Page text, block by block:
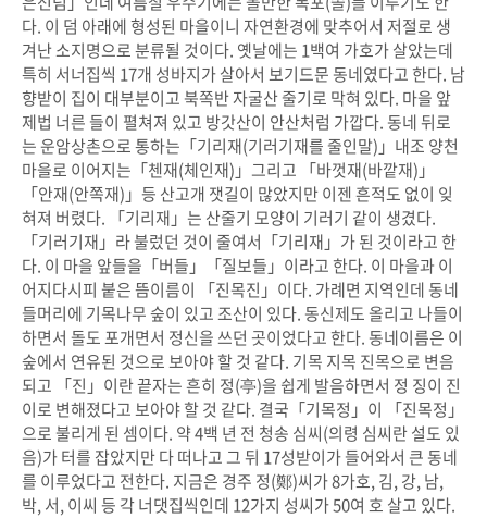
다. 이 덤 아래에 형성된 마을이니 자연환경에 맞추어서 저절로 생
겨난 소지명으로 분류될 것이다. 옛날에는 1백여 가호가 살았는데
특히 서너집씩 17개 성바지가 살아서 보기드문 동네였다고 한다. 남
향받이 집이 대부분이고 북쪽반 자굴산 줄기로 막혀 있다. 마을 앞
제법 너른 들이 펼쳐져 있고 방갓산이 안산처럼 가깝다. 동네 뒤로
는 운암상촌으로 통하는「기리재(기러기재를 줄인말)」내조 양천
마을로 이어지는「첸재(체인재)」그리고 「바껏재(바깥재)」
「안재(안쪽재)」등 산고개 잿길이 많았지만 이젠 흔적도 없이 잊
혀져 버렸다. 「기리재」는 산줄기 모양이 기러기 같이 생겼다.
「기러기재」라 불렀던 것이 줄여서「기리재」가 된 것이라고 한
다. 이 마을 앞들을「버들」「질보들」이라고 한다. 이 마을과 이
어지다시피 붙은 뜸이름이 「진목진」이다. 가례면 지역인데 동네
들머리에 기목나무 숲이 있고 조산이 있다. 동신제도 올리고 나들이
하면서 돌도 포개면서 정신을 쓰던 곳이었다고 한다. 동네이름은 이
숲에서 연유된 것으로 보아야 할 것 같다. 기목 지목 진목으로 변음
되고 「진」이란 끝자는 흔히 정(亭)을 쉽게 발음하면서 정 징이 진
이로 변해졌다고 보아야 할 것 같다. 결국「기목정」이 「진목정」
으로 불리게 된 셈이다. 약 4백 년 전 청송 심씨(의령 심씨란 설도 있
음)가 터를 잡았지만 다 떠나고 그 뒤 17성받이가 들어와서 큰 동네
를 이루었다고 전한다. 지금은 경주 정(鄭)씨가 8가호, 김, 강, 남,
박, 서, 이씨 등 각 너댓집씩인데 12가지 성씨가 50여 호 살고 있다.